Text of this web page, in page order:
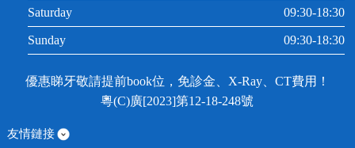
Saturday 09:30-18:30
Sunday 09:30-18:30
優惠睇牙敬請提前book位，免診金、X-Ray、CT費用！
粵(C)廣[2023]第12-18-248號
友情鏈接